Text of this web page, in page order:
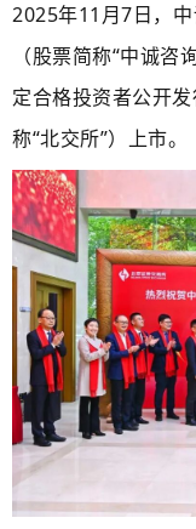
2025年11月7日，
（股票简称“中诚
定合格投资者公开
称“北交所”）上市。